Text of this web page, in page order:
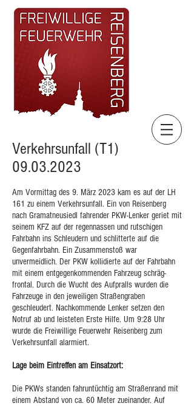
Verkehrsunfall (T1)
09.03.2023
Am Vormittag des 9. März 2023 kam es auf der LH
161 zu einem Verkehrsunfall. Ein von Reisenberg
nach Gramatneusiedl fahrender PKW-Lenker geriet mit
seinem KFZ auf der regennassen und rutschigen
Fahrbahn ins Schleudern und schlitterte auf die
Gegenfahrbahn. Ein Zusammenstoß war
unvermeidlich. Der PKW kollidierte auf der Fahrbahn
mit einem entgegenkommenden Fahrzeug schräg-
frontal. Durch die Wucht des Aufpralls wurden die
Fahrzeuge in den jeweiligen Straßengraben
geschleudert. Nachkommende Lenker setzen den
Notruf ab und leisteten Erste Hilfe. Um 9:28 Uhr
wurde die Freiwillige Feuerwehr Reisenberg zum
Verkehrsunfall alarmiert.
Lage beim Eintreffen am Einsatzort:
Die PKWs standen fahruntüchtig am Straßenrand mit
einem Abstand von ca. 60 Meter zueinander. Auf